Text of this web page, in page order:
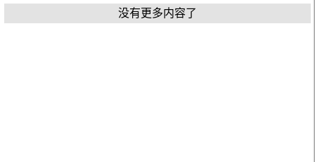
没有更多内容了